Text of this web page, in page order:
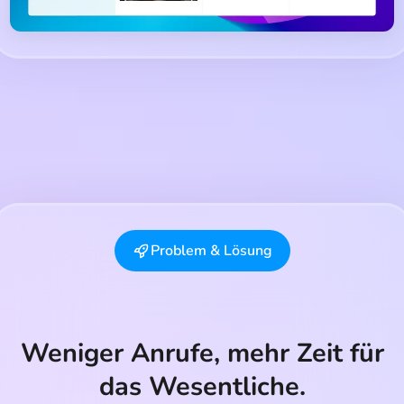
Problem & Lösung
Weniger Anrufe, mehr Zeit für
das Wesentliche.